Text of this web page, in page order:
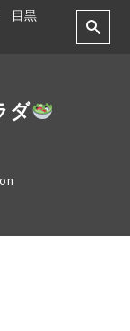
目黒
ダ